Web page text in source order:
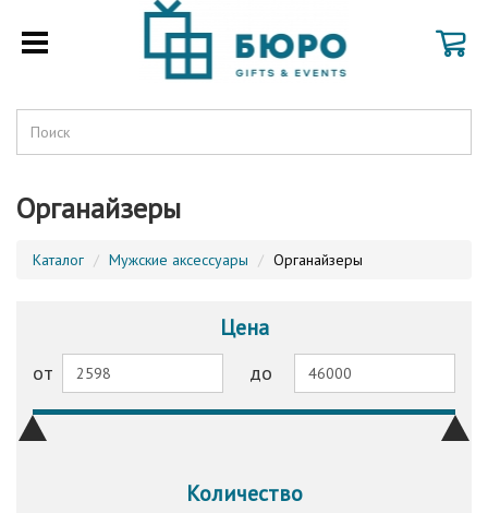
Органайзеры
Каталог Мужские аксессуары Органайзеры
Цена
от до
Количество